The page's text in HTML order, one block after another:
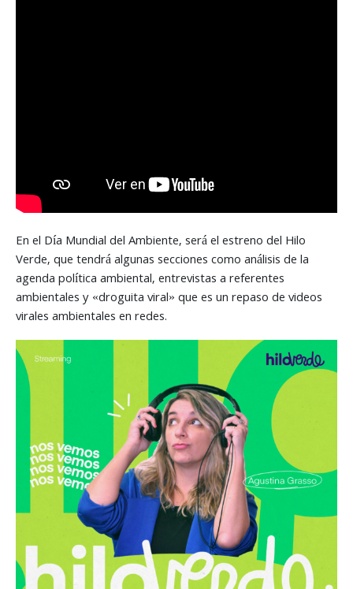
En el Día Mundial del Ambiente, será el estreno del Hilo
Verde, que tendrá algunas secciones como análisis de la
agenda política ambiental, entrevistas a referentes
ambientales y «droguita viral» que es un repaso de videos
virales ambientales en redes.